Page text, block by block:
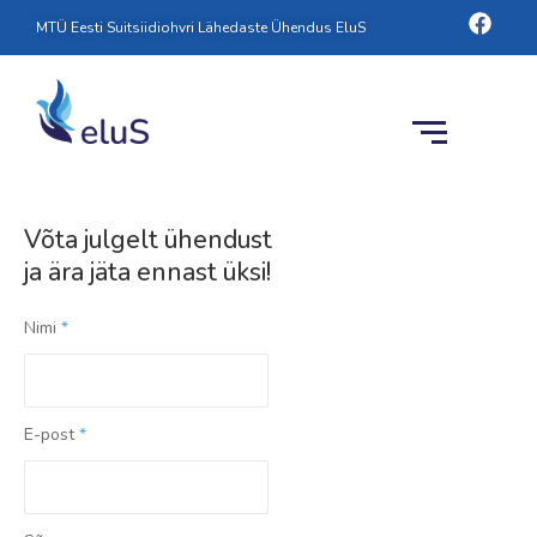
MTÜ Eesti Suitsiidiohvri Lähedaste Ühendus EluS
Võta julgelt ühendust
ja ära jäta ennast üksi!
Nimi *
E-post*